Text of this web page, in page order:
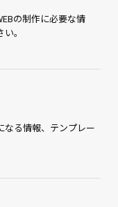
の制作に必要な情
。
なる情報、テンプレー